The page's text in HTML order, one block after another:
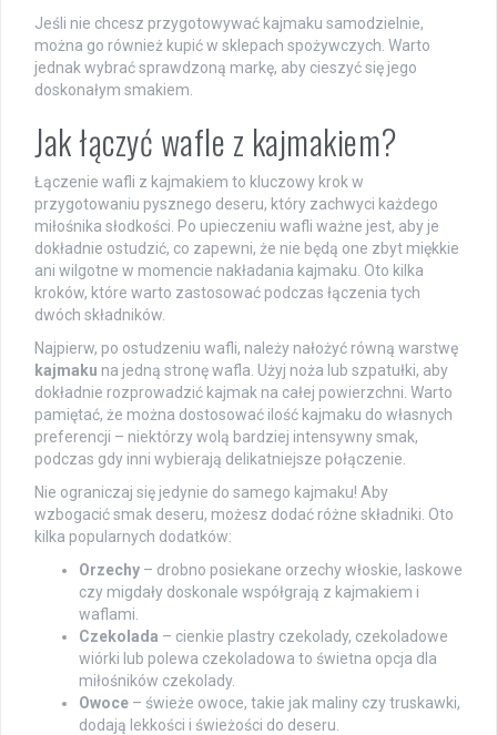
Jeśli nie chcesz przygotowywać kajmaku samodzielnie,
można go również kupić w sklepach spożywczych. Warto
jednak wybrać sprawdzoną markę, aby cieszyć się jego
doskonałym smakiem.
Jak łączyć wafle z kajmakiem?
Łączenie wafli z kajmakiem to kluczowy krok w
przygotowaniu pysznego deseru, który zachwyci każdego
miłośnika słodkości. Po upieczeniu wafli ważne jest, aby je
dokładnie ostudzić, co zapewni, że nie będą one zbyt miękkie
ani wilgotne w momencie nakładania kajmaku. Oto kilka
kroków, które warto zastosować podczas łączenia tych
dwóch składników.
Najpierw, po ostudzeniu wafli, należy nałożyć równą warstwę
kajmaku na jedną stronę wafla. Użyj noża lub szpatułki, aby
dokładnie rozprowadzić kajmak na całej powierzchni. Warto
pamiętać, że można dostosować ilość kajmaku do własnych
preferencji – niektórzy wolą bardziej intensywny smak,
podczas gdy inni wybierają delikatniejsze połączenie.
Nie ograniczaj się jedynie do samego kajmaku! Aby
wzbogacić smak deseru, możesz dodać różne składniki. Oto
kilka popularnych dodatków:
Orzechy – drobno posiekane orzechy włoskie, laskowe
czy migdały doskonale współgrają z kajmakiem i
waflami.
Czekolada – cienkie plastry czekolady, czekoladowe
wiórki lub polewa czekoladowa to świetna opcja dla
miłośników czekolady.
Owoce – świeże owoce, takie jak maliny czy truskawki,
dodają lekkości i świeżości do deseru.